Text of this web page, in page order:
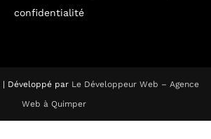
confidentialité
| Développé par Le Développeur Web – Agence
Web à Quimper